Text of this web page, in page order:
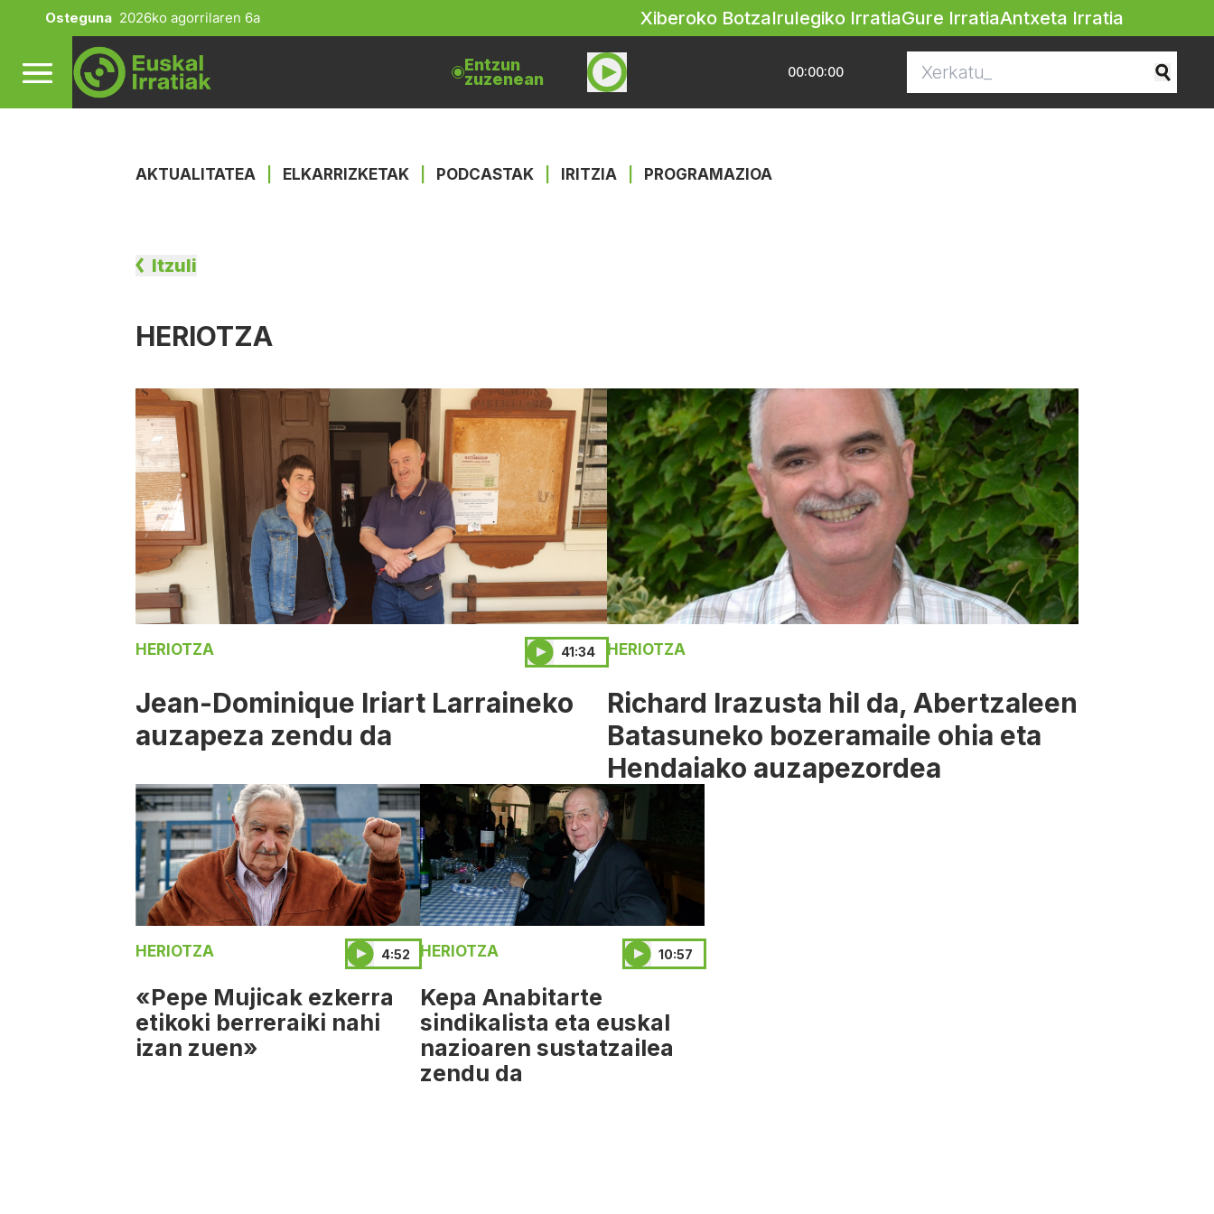
Osteguna 2026ko agorrilaren 6a Xiberoko BotzaIrulegiko IrratiaGure IrratiaAntxeta Irratia
Entzun
zuzenean 00:00:00
AKTUALITATEA ELKARRIZKETAK PODCASTAK IRITZIA PROGRAMAZIOA
Itzuli
HERIOTZA
HERIOTZA 41:34
Jean-Dominique Iriart Larraineko
auzapeza zendu da
HERIOTZA
Richard Irazusta hil da, Abertzaleen
Batasuneko bozeramaile ohia eta
Hendaiako auzapezordea
HERIOTZA 4:52
«Pepe Mujicak ezkerra
etikoki berreraiki nahi
izan zuen»
HERIOTZA 10:57
Kepa Anabitarte
sindikalista eta euskal
nazioaren sustatzailea
zendu da